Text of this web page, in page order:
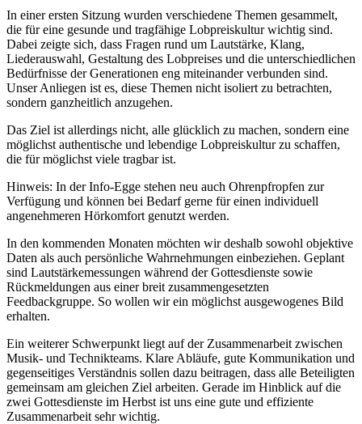
In einer ersten Sitzung wurden verschiedene Themen gesammelt,
die für eine gesunde und tragfähige Lobpreiskultur wichtig sind.
Dabei zeigte sich, dass Fragen rund um Lautstärke, Klang,
Liederauswahl, Gestaltung des Lobpreises und die unterschiedlichen
Bedürfnisse der Generationen eng miteinander verbunden sind.
Unser Anliegen ist es, diese Themen nicht isoliert zu betrachten,
sondern ganzheitlich anzugehen.
Das Ziel ist allerdings nicht, alle glücklich zu machen, sondern eine
möglichst authentische und lebendige Lobpreiskultur zu schaffen,
die für möglichst viele tragbar ist.
Hinweis: In der Info-Egge stehen neu auch Ohrenpfropfen zur
Verfügung und können bei Bedarf gerne für einen individuell
angenehmeren Hörkomfort genutzt werden.
In den kommenden Monaten möchten wir deshalb sowohl objektive
Daten als auch persönliche Wahrnehmungen einbeziehen. Geplant
sind Lautstärkemessungen während der Gottesdienste sowie
Rückmeldungen aus einer breit zusammengesetzten
Feedbackgruppe. So wollen wir ein möglichst ausgewogenes Bild
erhalten.
Ein weiterer Schwerpunkt liegt auf der Zusammenarbeit zwischen
Musik- und Technikteams. Klare Abläufe, gute Kommunikation und
gegenseitiges Verständnis sollen dazu beitragen, dass alle Beteiligten
gemeinsam am gleichen Ziel arbeiten. Gerade im Hinblick auf die
zwei Gottesdienste im Herbst ist uns eine gute und effiziente
Zusammenarbeit sehr wichtig.